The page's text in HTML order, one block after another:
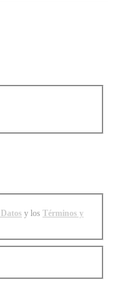
y los Términos y